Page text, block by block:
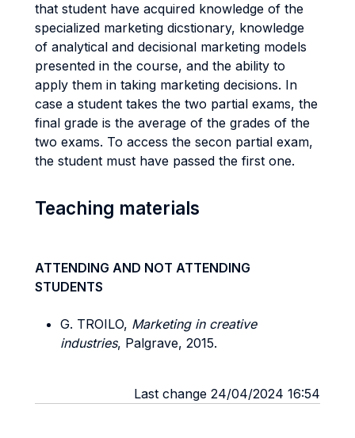
that student have acquired knowledge of the
specialized marketing dicstionary, knowledge
of analytical and decisional marketing models
presented in the course, and the ability to
apply them in taking marketing decisions. In
case a student takes the two partial exams, the
final grade is the average of the grades of the
two exams. To access the secon partial exam,
the student must have passed the first one.
Teaching materials
ATTENDING AND NOT ATTENDING
STUDENTS
G. TROILO, Marketing in creative
industries, Palgrave, 2015.
Last change 24/04/2024 16:54